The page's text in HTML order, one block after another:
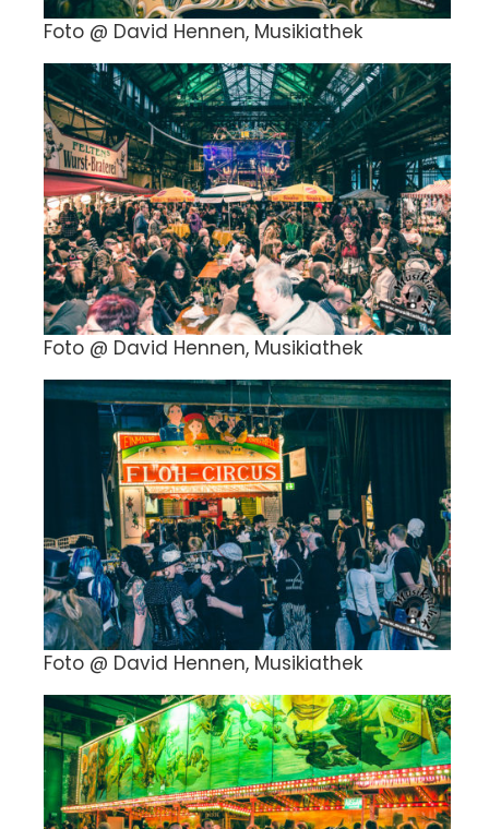
Foto @ David Hennen, Musikiathek
Foto @ David Hennen, Musikiathek
Foto @ David Hennen, Musikiathek